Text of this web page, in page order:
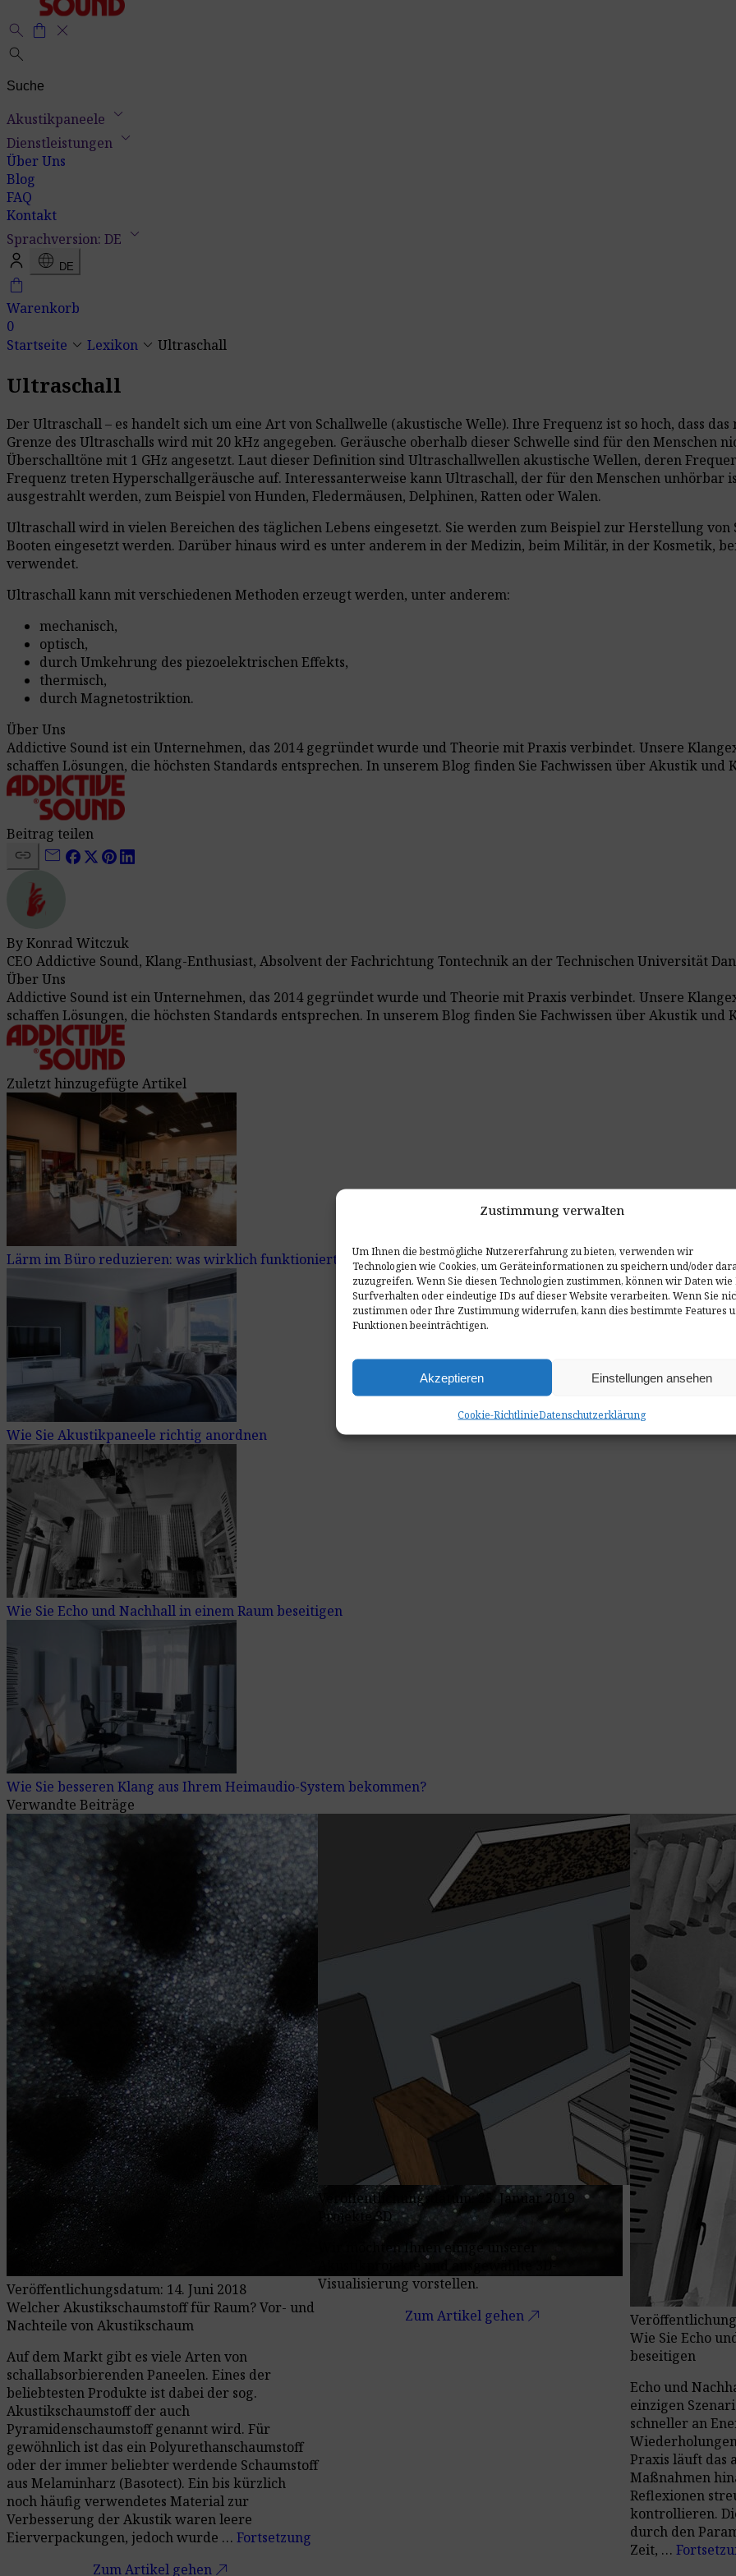
Zustimmung verwalten
Um Ihnen die bestmögliche Nutzererfahrung zu bieten, verwenden wir
Technologien wie Cookies, um Geräteinformationen zu speichern und/oder
zuzugreifen. Wenn Sie diesen Technologien zustimmen, können wir Daten
Surfverhalten oder eindeutige IDs auf dieser Website verarbeiten. Wenn Sie
zustimmen oder Ihre Zustimmung widerrufen, kann dies bestimmte Features
Funktionen beeinträchtigen.
Akzeptieren Einstellungen ansehen
Cookie-RichtlinieDatenschutzerklärung
search shopping_bag close
search
Akustikpaneele keyboard_arrow_down
Dienstleistungen keyboard_arrow_down
Über Uns
Blog
FAQ
Kontakt
Sprachversion: DE keyboard_arrow_down
language DE
shopping_bag
Warenkorb
0
Startseite keyboard_arrow_down Lexikon keyboard_arrow_down Ultraschall
Ultraschall
Der Ultraschall – es handelt sich um eine Art von Schallwelle (akustische Welle). Ihre Frequenz ist so hoch, dass
Grenze des Ultraschalls wird mit 20 kHz angegeben. Geräusche oberhalb dieser Schwelle sind für den
Überschalltöne mit 1 GHz angesetzt. Laut dieser Definition sind Ultraschallwellen akustische Wellen, deren
Frequenz treten Hyperschallgeräusche auf. Interessanterweise kann Ultraschall, der für den Menschen unhörbar
ausgestrahlt werden, zum Beispiel von Hunden, Fledermäusen, Delphinen, Ratten oder Walen.
Ultraschall wird in vielen Bereichen des täglichen Lebens eingesetzt. Sie werden zum Beispiel zur Herstellung
Booten eingesetzt werden. Darüber hinaus wird es unter anderem in der Medizin, beim Militär, in der Kosmetik,
verwendet.
Ultraschall kann mit verschiedenen Methoden erzeugt werden, unter anderem:
mechanisch,
optisch,
durch Umkehrung des piezoelektrischen Effekts,
thermisch,
durch Magnetostriktion.
Über Uns
Addictive Sound ist ein Unternehmen, das 2014 gegründet wurde und Theorie mit Praxis verbindet. Unsere
schaffen Lösungen, die höchsten Standards entsprechen. In unserem Blog finden Sie Fachwissen über Akustik
Beitrag teilen
link mail
By Konrad Witczuk
CEO Addictive Sound, Klang-Enthusiast, Absolvent der Fachrichtung Tontechnik an der Technischen Universität
Über Uns
Addictive Sound ist ein Unternehmen, das 2014 gegründet wurde und Theorie mit Praxis verbindet. Unsere
schaffen Lösungen, die höchsten Standards entsprechen. In unserem Blog finden Sie Fachwissen über Akustik
Zuletzt hinzugefügte Artikel
Lärm im Büro reduzieren: was wirklich funktioniert
Wie Sie Akustikpaneele richtig anordnen
Wie Sie Echo und Nachhall in einem Raum beseitigen
Wie Sie besseren Klang aus Ihrem Heimaudio-System bekommen?
Verwandte Beiträge
Veröffentlichungsdatum: 14. Juni 2018
Welcher Akustikschaumstoff für Raum? Vor- und
Nachteile von Akustikschaum
Auf dem Markt gibt es viele Arten von
schallabsorbierenden Paneelen. Eines der
beliebtesten Produkte ist dabei der sog.
Akustikschaumstoff der auch
Pyramidenschaumstoff genannt wird. Für
gewöhnlich ist das ein Polyurethanschaumstoff
oder der immer beliebter werdende Schaumstoff
aus Melaminharz (Basotect). Ein bis kürzlich
noch häufig verwendetes Material zur
Verbesserung der Akustik waren leere
Eierverpackungen, jedoch wurde … Fortsetzung
Zum Artikel gehen call_made
Veröffentlichungsdatum: 25. Januar 2019
Projekte 3D
Wir möchten Ihnen einige unserer
Visualisierung vorstellen.
Zum Artikel gehencall_made
Wie Sie Echo
beseitigen
Echo und
einzigen
schneller an
Praxis läuft das
Maßnahmen
Reflexionen
kontrollieren.
durch den
Zeit, …